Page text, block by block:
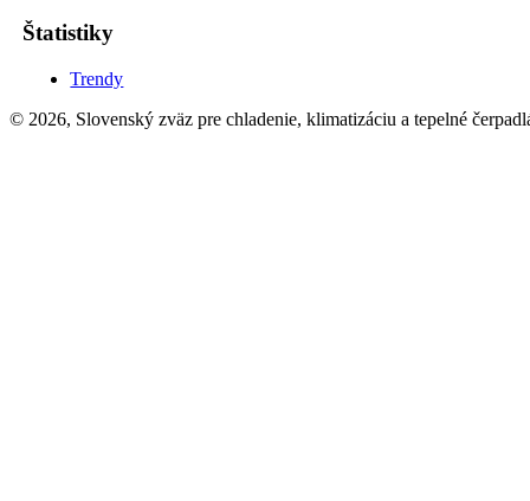
Štatistiky
Trendy
© 2026, Slovenský zväz pre chladenie, klimatizáciu a tepelné